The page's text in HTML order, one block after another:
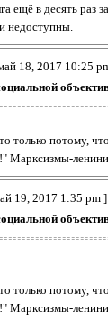
ещё в десять раз
недоступны.
18, 2017 10:25
только потому,
Марксизмы-
19, 2017 1:35 pm ]
только потому,
Марксизмы-